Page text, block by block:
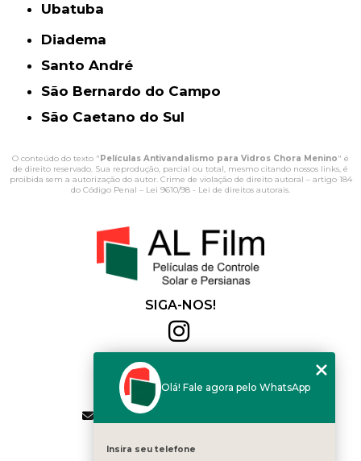
Ubatuba
Diadema
Santo André
São Bernardo do Campo
São Caetano do Sul
O conteúdo do texto " Películas Antivandalismo para Vidros Chora Menino" é
de direito reservado. Sua reprodução, parcial ou total, mesmo citando nossos links, é
proibida sem a autorização do autor. Crime de violação de direito autoral – artigo 184
do Código Penal – Lei 9610/98 - Lei de direitos autorais.
SIGA-NOS!
(11) 2564-4684
(11) 94168-2041
contato.vendas@alfilm.com.br
MENU
Olá! Fale agora pelo WhatsApp
Insira seu telefone